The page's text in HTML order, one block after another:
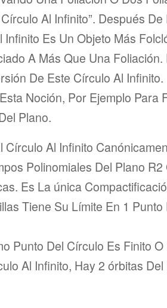
Al Infinito”. Después
Es Un Objeto Más
A Más Que Una Foliación.
De Este Círculo Al
Noción, Por Ejemplo Para
Plano.
Al Infinito
Polinomiales Del Plano R2
Es La única
Tiene Su Límite En 1 Punto
Punto Del Círculo Es Finito O
Al Infinito, Hay 2 órbitas Del